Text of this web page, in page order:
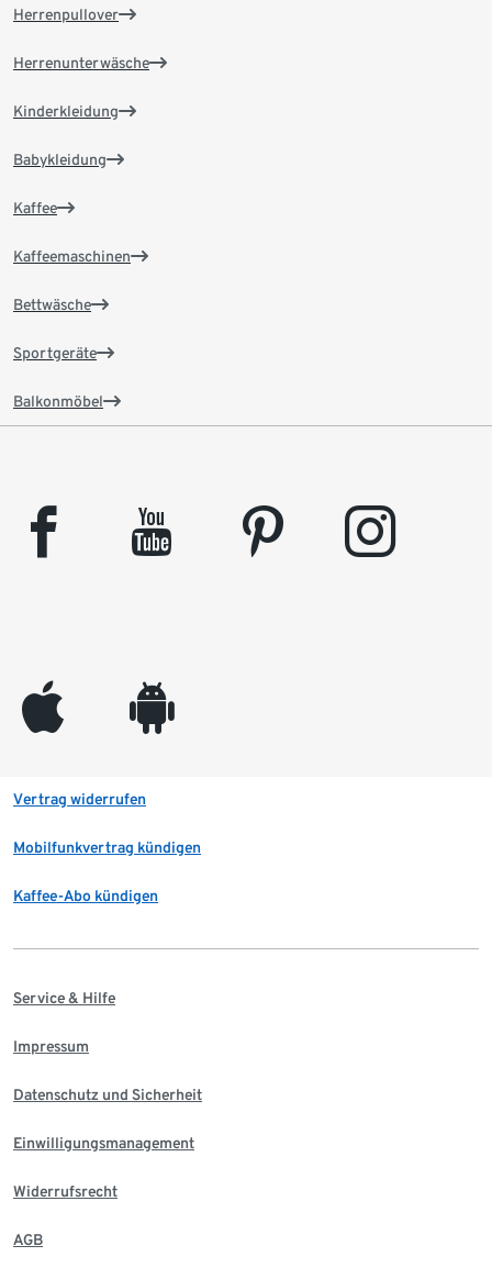
Herrenpullover
Herrenunterwäsche
Kinderkleidung
Babykleidung
Kaffee
Kaffeemaschinen
Bettwäsche
Sportgeräte
Balkonmöbel
facebook youtube pinterest instagram
appleinc android
Vertrag widerrufen
Mobilfunkvertrag kündigen
Kaffee-Abo kündigen
Service & Hilfe
Impressum
Datenschutz und Sicherheit
Einwilligungsmanagement
Widerrufsrecht
AGB